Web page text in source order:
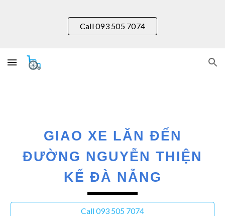
Skip to main content Skip to navigation
Call 093 505 7074
GIAO XE LĂN ĐẾN
ĐƯỜNG NGUYỄN THIỆN
KẾ ĐÀ NẴNG
Call 093 505 7074